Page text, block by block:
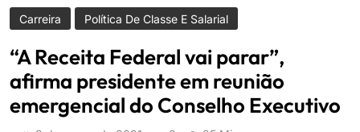
Carreira Política De Classe E Salarial
“A Receita Federal vai parar”,
afirma presidente em reunião
emergencial do Conselho Executivo